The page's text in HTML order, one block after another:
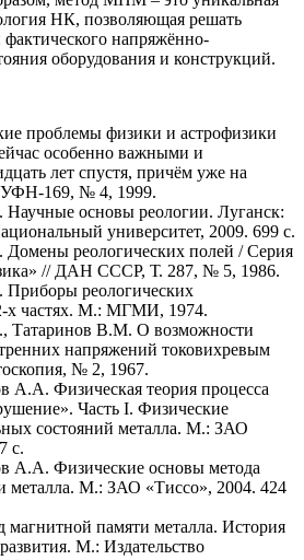
НК, позволяющая решать
напряжённо-
оборудования и конструкций.
проблемы физики и астрофизики
особенно важными и
лет спустя, причём уже на
УФН-169, № 4, 1999.
Научные основы реологии. Луганск:
университет, 2009. 699 с.
Домены реологических полей / Серия
// ДАН СССР, Т. 287, № 5, 1986.
Приборы реологических
х частях. М.: МГМИ, 1974.
Татаринов В.М. О возможности
напряжений токовихревым
№ 2, 1967.
А.А. Физическая теория процесса
Часть I. Физические
состояний металла. М.: ЗАО
с.
А.А. Физические основы метода
металла. М.: ЗАО «Тиссо», 2004. 424
памяти металла. История
М.: Издательство